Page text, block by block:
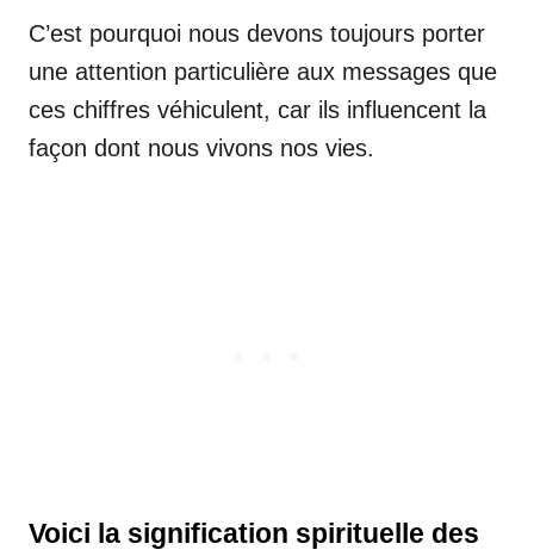
C’est pourquoi nous devons toujours porter
une attention particulière aux messages que
ces chiffres véhiculent, car ils influencent la
façon dont nous vivons nos vies.
Voici la signification spirituelle des